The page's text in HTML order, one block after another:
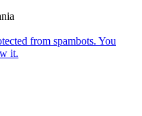
from spambots. You
it.